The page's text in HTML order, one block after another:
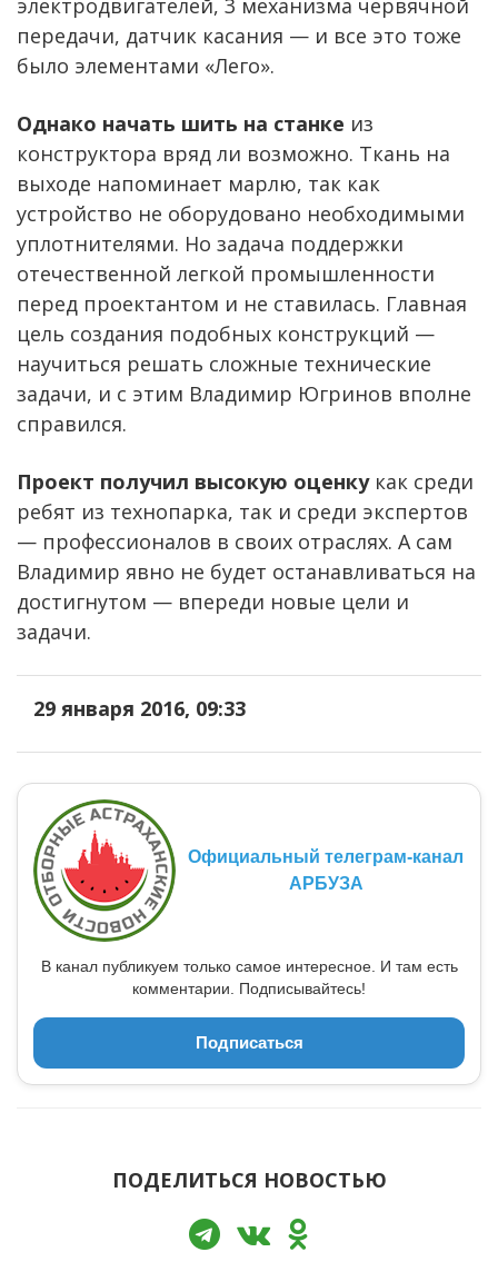
электродвигателей, 3 механизма червячной
передачи, датчик касания — и все это тоже
было элементами «Лего».
Однако начать шить на станке из
конструктора вряд ли возможно. Ткань на
выходе напоминает марлю, так как
устройство не оборудовано необходимыми
уплотнителями. Но задача поддержки
отечественной легкой промышленности
перед проектантом и не ставилась. Главная
цель создания подобных конструкций —
научиться решать сложные технические
задачи, и с этим Владимир Югринов вполне
справился.
Проект получил высокую оценкукак среди
ребят из технопарка, так и среди экспертов
— профессионалов в своих отраслях. А сам
Владимир явно не будет останавливаться на
достигнутом — впереди новые цели и
задачи.
29 января 2016, 09:33
Официальный телеграм-канал
АРБУЗА
В канал публикуем только самое интересное. И там есть
комментарии. Подписывайтесь!
Подписаться
ПОДЕЛИТЬСЯ НОВОСТЬЮ